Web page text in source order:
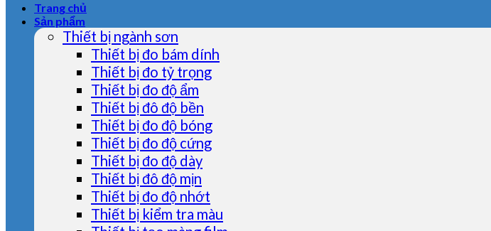
Trang chủ
Sản phẩm
Thiết bị ngành sơn
Thiết bị đo bám dính
Thiết bị đo tỷ trọng
Thiết bị đo độ ẩm
Thiết bị đô độ bền
Thiết bị đo độ bóng
Thiết bị đo độ cứng
Thiết bị đo độ dày
Thiết bị đô độ mịn
Thiết bị đo độ nhớt
Thiết bị kiểm tra màu